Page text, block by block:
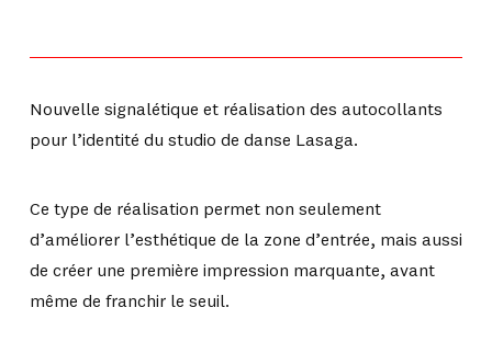
Nouvelle signalétique et réalisation des autocollants
pour l’identité du studio de danse Lasaga.
Ce type de réalisation permet non seulement
d’améliorer l’esthétique de la zone d’entrée, mais aussi
de créer une première impression marquante, avant
même de franchir le seuil.